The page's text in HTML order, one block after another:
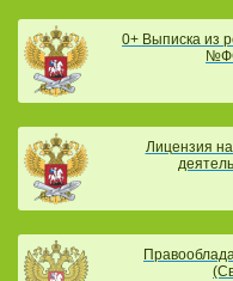
0+ Выписка из
Лицензия